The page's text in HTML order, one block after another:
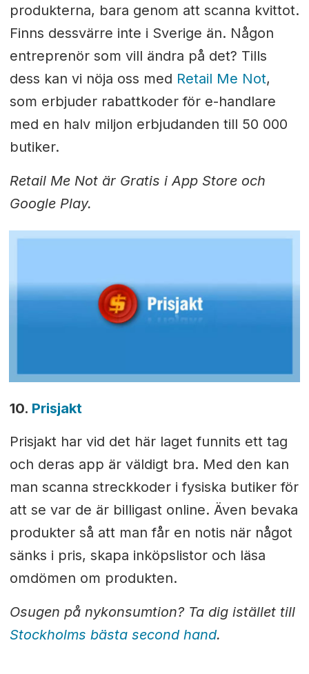
produkterna, bara genom att scanna kvittot.
Finns dessvärre inte i Sverige än. Någon
entreprenör som vill ändra på det? Tills
dess kan vi nöja oss med Retail Me Not,
som erbjuder rabattkoder för e-handlare
med en halv miljon erbjudanden till 50 000
butiker.
Retail Me Not är Gratis i App Store och
Google Play.
10. Prisjakt
Prisjakt har vid det här laget funnits ett tag
och deras app är väldigt bra. Med den kan
man scanna streckkoder i fysiska butiker för
att se var de är billigast online. Även bevaka
produkter så att man får en notis när något
sänks i pris, skapa inköpslistor och läsa
omdömen om produkten.
Osugen på nykonsumtion? Ta dig istället till
Stockholms bästa second hand.